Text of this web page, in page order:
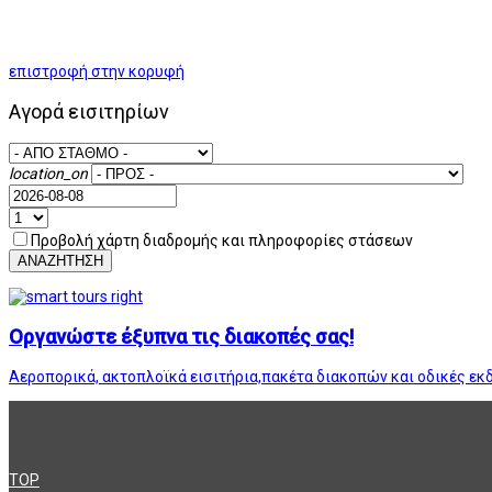
επιστροφή στην κορυφή
Αγορά εισιτηρίων
location_on
Προβολή χάρτη διαδρομής και πληροφορίες στάσεων
ΑΝΑΖΗΤΗΣΗ
Οργανώστε έξυπνα τις διακοπές σας!
Αεροπορικά, ακτοπλοϊκά εισιτήρια,πακέτα διακοπών και οδικές
TOP